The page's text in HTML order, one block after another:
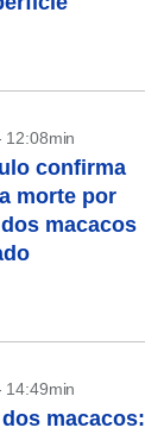
12:08min
confirma
morte por
macacos
14:49min
macacos: